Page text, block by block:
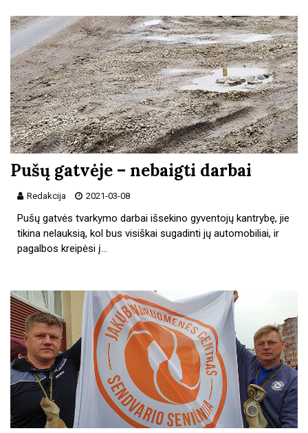
Pušų gatvėje – nebaigti darbai
Redakcija 2021-03-08
Pušų gatvės tvarkymo darbai išsekino gyventojų kantrybę, jie
tikina nelauksią, kol bus visiškai sugadinti jų automobiliai, ir
pagalbos kreipėsi į…